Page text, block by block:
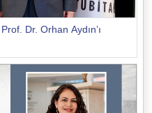
Dr. Orhan Aydın’ı